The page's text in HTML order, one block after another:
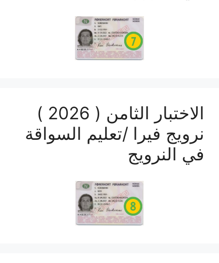
الاختبار الثامن ( 2026 )
نرويج فيرا /تعليم السواقة
في النرويج